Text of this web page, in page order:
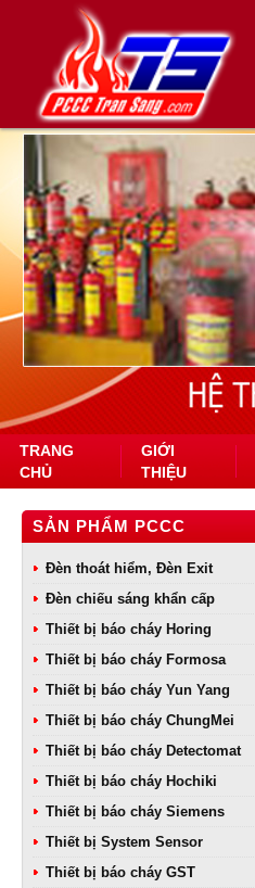
TRANG
CHỦ
GIỚI
THIỆU
SẢN PHẨM PCCC
Đèn thoát hiểm, Đèn Exit
Đèn chiếu sáng khẩn cấp
Thiết bị báo cháy Horing
Thiết bị báo cháy Formosa
Thiết bị báo cháy Yun Yang
Thiết bị báo cháy ChungMei
Thiết bị báo cháy Detectomat
Thiết bị báo cháy Hochiki
Thiết bị báo cháy Siemens
Thiết bị System Sensor
Thiết bị báo cháy GST